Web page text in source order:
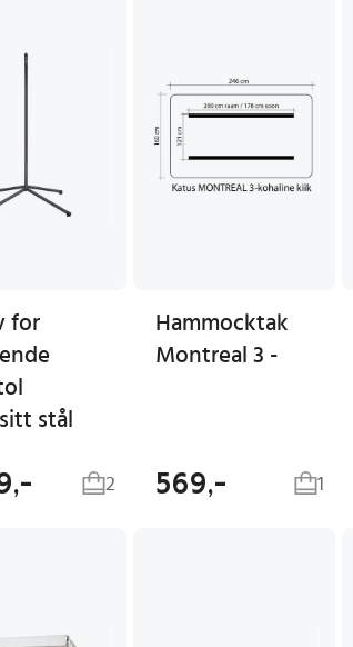
for
stål
2
Hammocktak
Montreal 3 -
569,- 1